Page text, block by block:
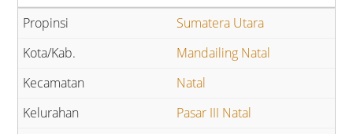
Sumatera Utara
Mandailing Natal
Natal
Pasar III Natal